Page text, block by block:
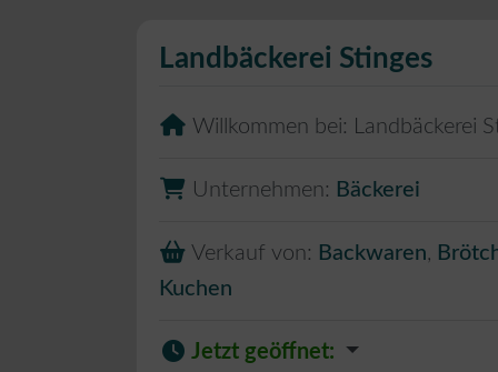
Landbäckerei Stinges
Willkommen bei: Landbäckerei
Unternehmen: Bäckerei
Verkauf von: Backwaren,
Kuchen
Jetzt geöffnet: